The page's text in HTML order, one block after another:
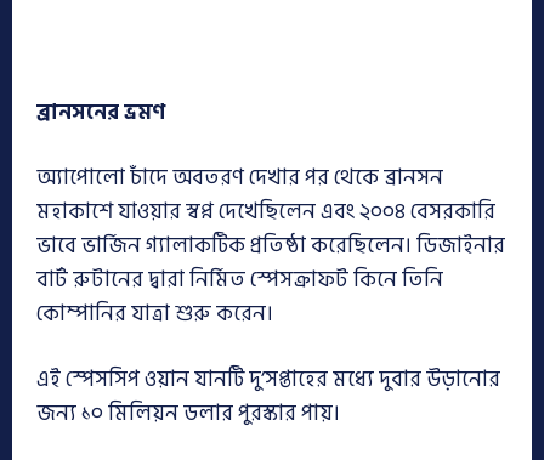
ব্রানসনেরভ্রমণ
অ্যাপোলো চাঁদে অবতরণ দেখার পর থেকে ব্রানসন
মহাকাশে যাওয়ার স্বপ্ন দেখেছিলেন এবং ২০০৪ বেসরকারি
ভাবে ভার্জিন গ্যালাকটিক প্রতিষ্ঠা করেছিলেন। ডিজাইনার
বার্ট রুটানের দ্বারা নির্মিত স্পেসক্রাফট কিনে তিনি
কোম্পানির যাত্রা শুরু করেন।
এই স্পেসসিপ ওয়ান যানটি দু’সপ্তাহের মধ্যে দুবার উড়ানোর
জন্য ১০ মিলিয়ন ডলার পুরস্কার পায়।